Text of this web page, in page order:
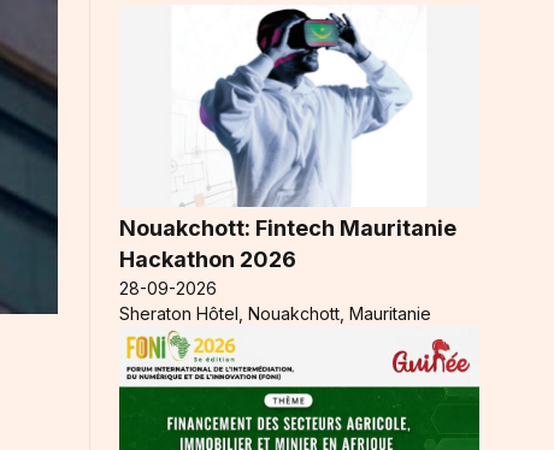
Nouakchott: Fintech Mauritanie
Hackathon 2026
28-09-2026
Sheraton Hôtel, Nouakchott, Mauritanie